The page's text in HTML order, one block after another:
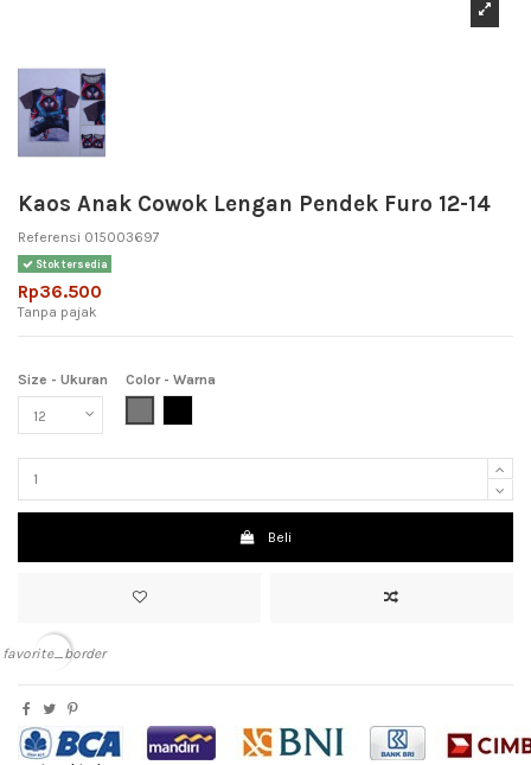
Kaos Anak Cowok Lengan Pendek Furo 12-14
Referensi 015003697
Stok tersedia
Rp36.500
Tanpa pajak
Size - Ukuran
Color - Warna
Beli
favorite_border